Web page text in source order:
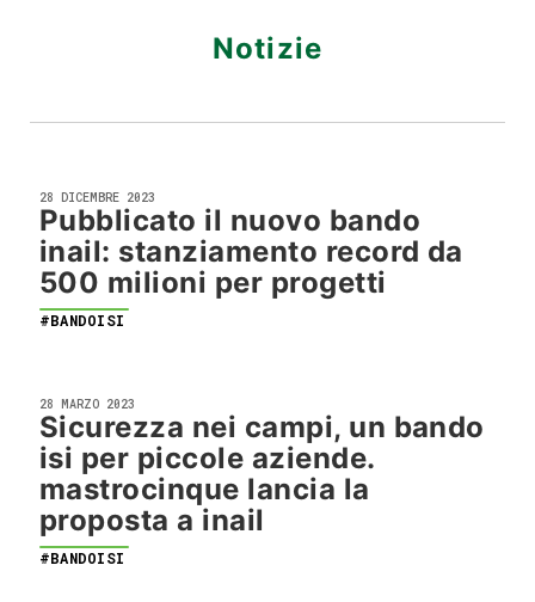
Notizie
28 DICEMBRE 2023
Pubblicato il nuovo bando
inail: stanziamento record da
500 milioni per progetti
#BANDOISI
28 MARZO 2023
Sicurezza nei campi, un bando
isi per piccole aziende.
mastrocinque lancia la
proposta a inail
#BANDOISI